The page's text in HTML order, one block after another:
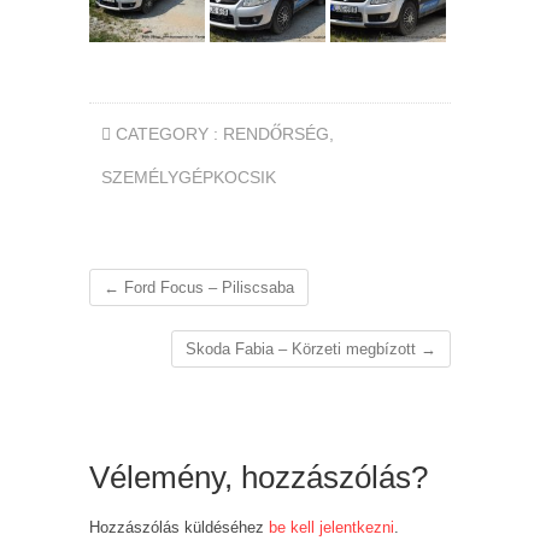
CATEGORY : RENDŐRSÉG
SZEMÉLYGÉPKOCSIK
← Ford Focus – Piliscsaba
Skoda Fabia – Körzeti megbízott →
Vélemény, hozzászólás?
Hozzászólás küldéséhez be kell jelentkezni